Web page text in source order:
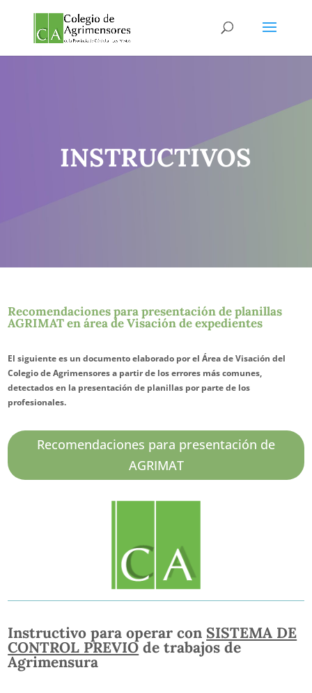
INSTRUCTIVOS
Recomendaciones para presentación de planillas
AGRIMAT en área de Visación de expedientes
El siguiente es un documento elaborado por el Área de Visación del
Colegio de Agrimensores a partir de los errores más comunes,
detectados en la presentación de planillas por parte de los
profesionales.
Recomendaciones para presentación de
AGRIMAT
Instructivo para operar con SISTEMA DE
CONTROL PREVIOde trabajos de
Agrimensura